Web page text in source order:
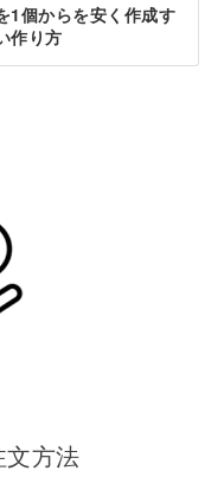
1個からを安く作成す
作り方
文方法